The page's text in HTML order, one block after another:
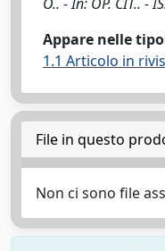
Appare nelle
1.1 Articolo in
File in questo
Non ci sono file